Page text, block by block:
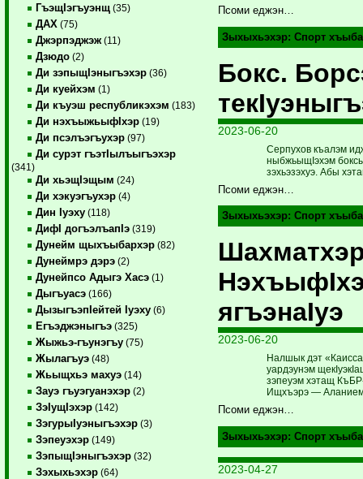
ГъэщIэгъуэнщ (35)
ДАХ (75)
Джэрпэджэж (11)
Дзюдо (2)
Ди зэпыщIэныгъэхэр (36)
Ди куейхэм (1)
Ди къуэш республикэхэм (183)
Ди нэхъыжьыфIхэр (19)
Ди псэлъэгъухэр (97)
Ди сурэт гъэтIылъыгъэхэр
(341)
Ди хьэщIэщым (24)
Ди хэкуэгъухэр (4)
Дин Iуэху (118)
ДифI догъэлъапIэ (319)
Дунейм щыхъыбархэр (82)
Дунеймрэ дэрэ (2)
Дунейпсо Адыгэ Хасэ (1)
Дыгъуасэ (166)
ДызыгъэпIейтей Iуэху (6)
Егъэджэныгъэ (325)
Жыжьэ-гъунэгъу (75)
Жылагъуэ (48)
Жьыщхьэ махуэ (14)
Зауэ гъуэгуанэхэр (2)
ЗэIущIэхэр (142)
ЗэгурыIуэныгъэхэр (3)
Зэпеуэхэр (149)
ЗэпыщIэныгъэхэр (32)
Зэхыхьэхэр (64)
Псоми еджэн…
Зыхыхьэхэр: Спорт
Бокс.
2023-06-20
Серпухов къалэм
ныбжьыщIэхэм
зэхьэзэхуэ. Абы
Псоми еджэн…
Зыхыхьэхэр: Спорт
ягъэнаIуэ
2023-06-20
Налшык дэт
уардэунэм
зэпеуэм хэтащ
Ищхъэрэ — Аланием
Псоми еджэн…
Зыхыхьэхэр: Спорт
2023-04-27